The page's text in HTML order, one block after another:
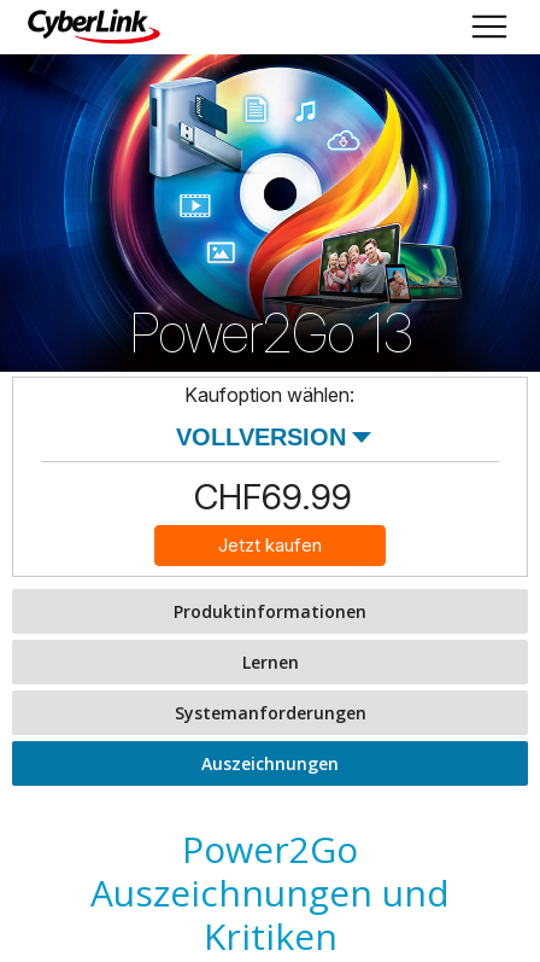
Power2Go 13
Kaufoption wählen:
CHF69.99
Jetzt kaufen
Produktinformationen
Lernen
Systemanforderungen
Auszeichnungen
Power2Go
Auszeichnungen und
Kritiken